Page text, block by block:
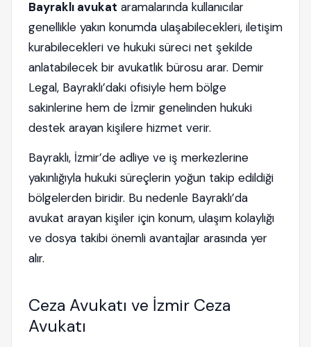
Bayraklı avukat aramalarında kullanıcılar
genellikle yakın konumda ulaşabilecekleri, iletişim
kurabilecekleri ve hukuki süreci net şekilde
anlatabilecek bir avukatlık bürosu arar. Demir
Legal, Bayraklı’daki ofisiyle hem bölge
sakinlerine hem de İzmir genelinden hukuki
destek arayan kişilere hizmet verir.
Bayraklı, İzmir’de adliye ve iş merkezlerine
yakınlığıyla hukuki süreçlerin yoğun takip edildiği
bölgelerden biridir. Bu nedenle Bayraklı’da
avukat arayan kişiler için konum, ulaşım kolaylığı
ve dosya takibi önemli avantajlar arasında yer
alır.
Ceza Avukatı ve İzmir Ceza
Avukatı